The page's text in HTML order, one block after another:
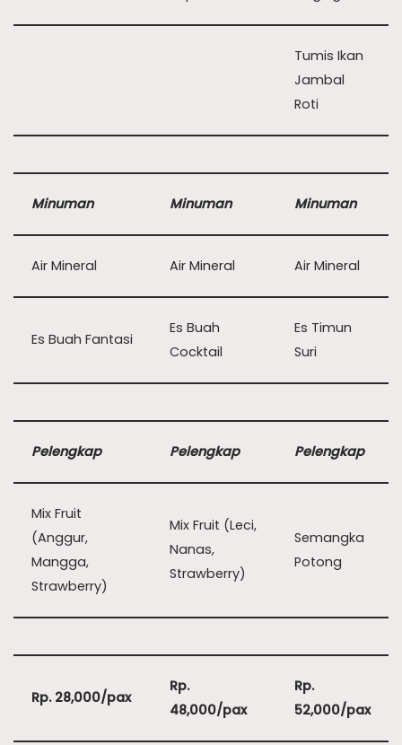
Tumis Ikan
Jambal
Roti
Minuman Minuman Minuman
Air Mineral Air Mineral Air Mineral
Es Buah Fantasi
Es Buah
Cocktail
Es Timun
Suri
Pelengkap Pelengkap Pelengkap
Mix Fruit
(Anggur,
Mangga,
Strawberry)
Mix Fruit (Leci,
Nanas,
Strawberry)
Semangka
Potong
Rp. 28,000/pax
Rp.
48,000/pax
Rp.
52,000/pax